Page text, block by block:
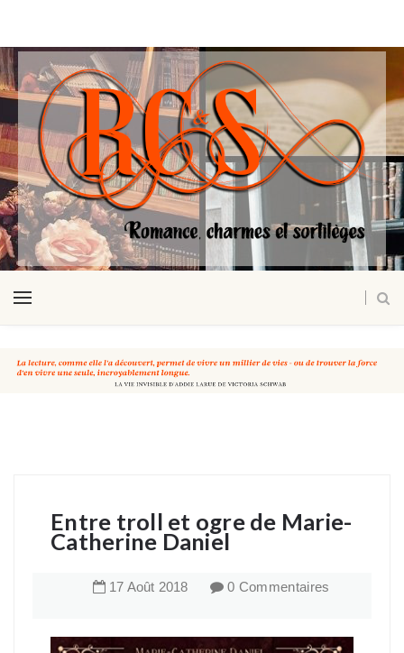
Entre troll et ogre de Marie-
Catherine Daniel
17 Août 2018 0 Commentaires